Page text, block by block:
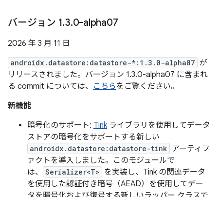
バージョン 1.3.0-alpha07
2026 年 3 月 11 日
androidx.datastore:datastore-*:1.3.0-alpha07 が
リリースされました。バージョン 1.3.0-alpha07 に含まれ
る commit については、 こちらをご覧ください。
新機能
暗号化のサポート: Tinkライブラリを使用してデータ
ストアの暗号化をサポートする新しい
androidx.datastore:datastore-tink アーティフ
ァクトを導入しました。このモジュールで
は、
Serializer<T> を実装し、Tink の関連データ
を使用した認証付き暗号（AEAD）を使用してデー